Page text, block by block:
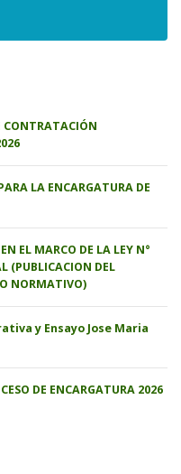
CONTRATACIÓN
LA ENCARGATURA DE
EL MARCO DE LA LEY N°
(PUBLICACION DEL
NORMATIVO)
y Ensayo Jose Maria
DE ENCARGATURA 2026